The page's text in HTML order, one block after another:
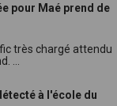
pour Maé prend de
très chargé attendu
...
à l'école du